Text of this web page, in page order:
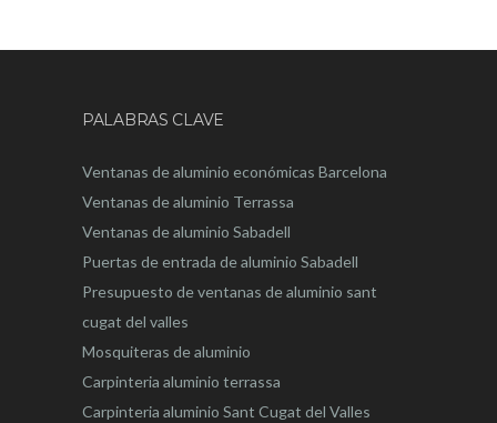
PALABRAS CLAVE
Ventanas de aluminio económicas Barcelona
Ventanas de aluminio Terrassa
Ventanas de aluminio Sabadell
Puertas de entrada de aluminio Sabadell
Presupuesto de ventanas de aluminio sant
cugat del valles
Mosquiteras de aluminio
Carpinteria aluminio terrassa
Carpinteria aluminio Sant Cugat del Valles